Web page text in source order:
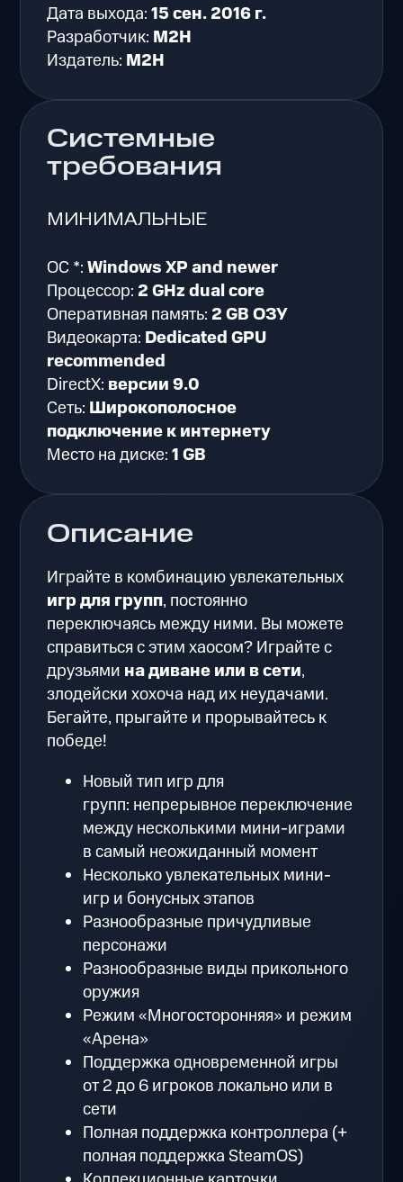
Описание
Играйте в комбинацию увлекательных
игр для групп, постоянно
переключаясь между ними. Вы можете
справиться с этим хаосом? Играйте с
друзьями на диване или в сети,
злодейски хохоча над их неудачами.
Бегайте, прыгайте и прорывайтесь к
победе!
Новый тип игр для
групп: непрерывное переключение
между несколькими мини-играми
в самый неожиданный момент
Несколько увлекательных мини-
игр и бонусных этапов
Разнообразные причудливые
персонажи
Разнообразные виды прикольного
оружия
Режим «Многосторонняя» и режим
«Арена»
Поддержка одновременной игры
от 2 до 6 игроков локально или в
сети
Полная поддержка контроллера (+
полная поддержка SteamOS)
Дата выхода:15 сен. 2016 г.
Разработчик: M2H
Издатель: M2H
Системные
требования
МИНИМАЛЬНЫЕ
ОС *:Windows XP and newer
Процессор: 2 GHz dual core
Оперативная память: 2 GB ОЗУ
Видеокарта: Dedicated GPU
recommended
DirectX: версии 9.0
Сеть: Широкополосное
подключение к интернету
Место на диске:1 GB